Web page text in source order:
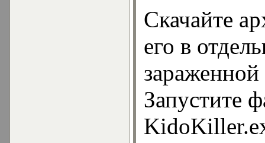
Скачайте
его в
Запустите